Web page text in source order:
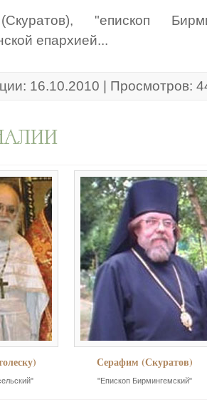
"епископ
епархией...
16.10.2010 | Просмотров:
Серафим (Скуратов)
"Епископ Бирмингемский"